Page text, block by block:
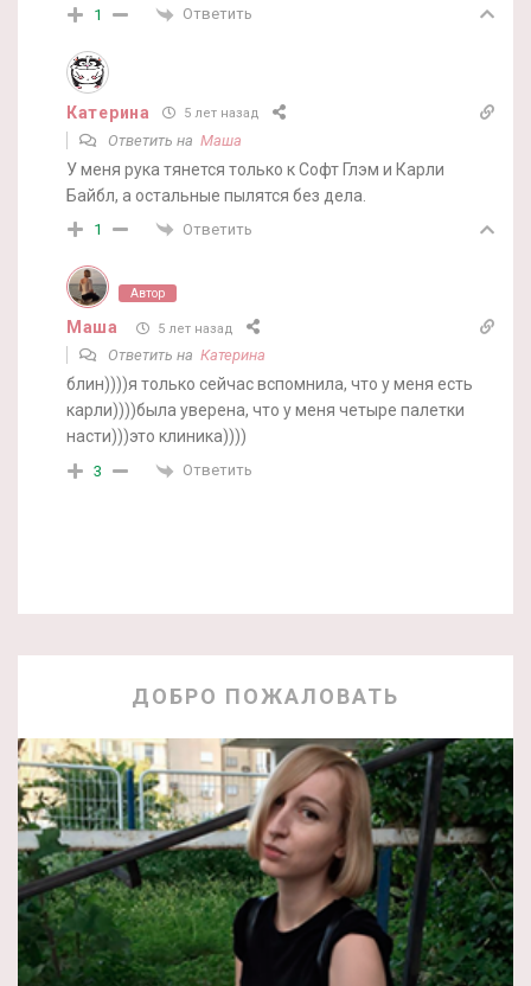
1 Ответить
Катерина 5 лет назад
Ответить на Маша
У меня рука тянется только к Софт Глэм и Карли
Байбл, а остальные пылятся без дела.
1 Ответить
Автор
Маша 5 лет назад
Ответить на Катерина
блин))))я только сейчас вспомнила, что у меня есть
карли))))была уверена, что у меня четыре палетки
насти)))это клиника))))
3 Ответить
ДОБРО ПОЖАЛОВАТЬ